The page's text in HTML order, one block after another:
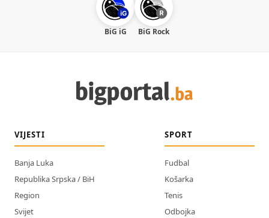
BiG iG BiG Rock
VIJESTI
Banja Luka
Republika Srpska / BiH
Region
Svijet
SPORT
Fudbal
Košarka
Tenis
Odbojka